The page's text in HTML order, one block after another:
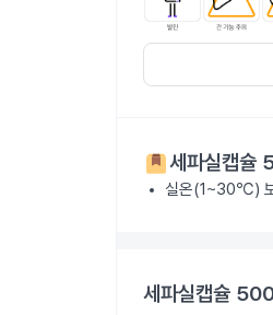
세파실캡
실온(1~30℃)
세파실캡슐